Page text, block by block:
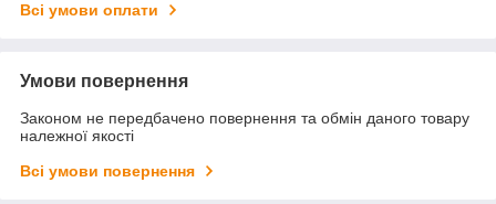
Всі умови оплати
Умови повернення
Законом не передбачено повернення та обмін даного товару
належної якості
Всі умови повернення